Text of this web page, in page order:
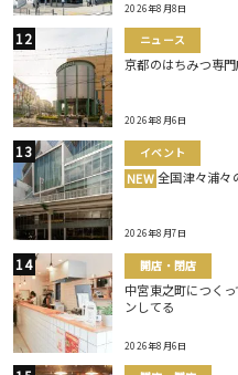
2026年8月8日
ニュース
京都のはちみつ専
2026年8月6日
イベント
NEW 全国津々浦々
2026年8月7日
開店・閉店
中宮東之町につく
ンしてる
2026年8月6日